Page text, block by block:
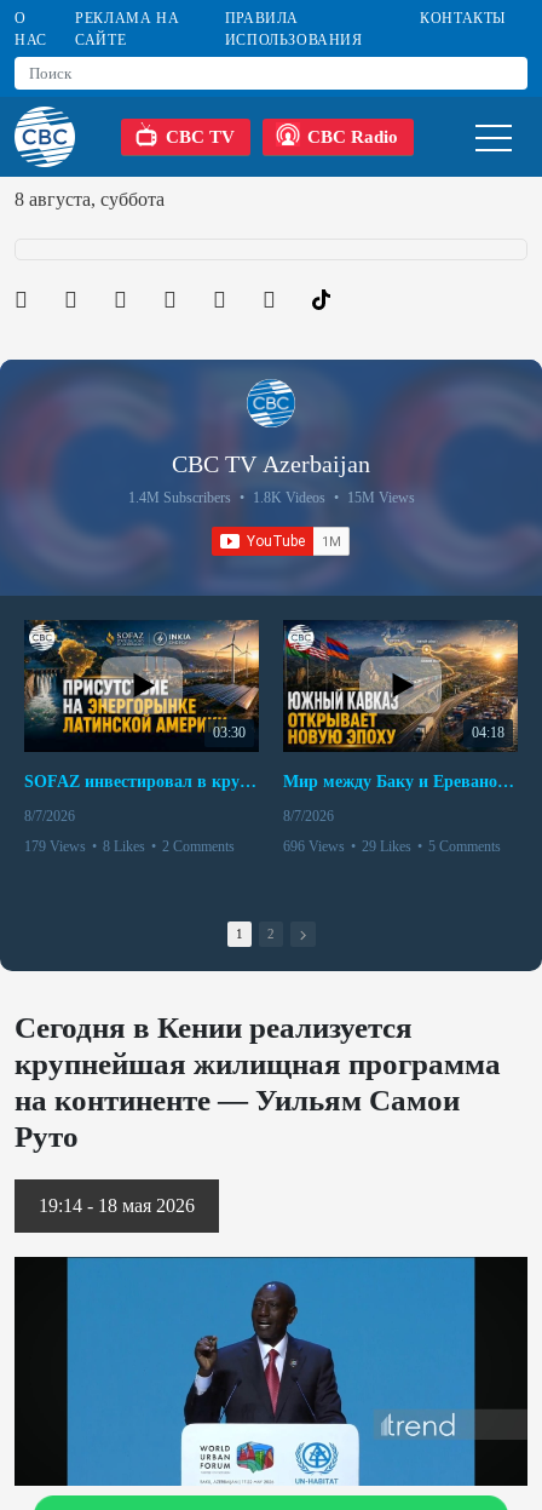
О
НАС
РЕКЛАМА НА
САЙТЕ
ПРАВИЛА
ИСПОЛЬЗОВАНИЯ
КОНТАКТЫ
CBC TV CBC Radio
8 августа, суббота
CBC TV Azerbaijan
1.4M Subscribers • 1.8K Videos • 15M Views
03:30
SOFAZ инвестировал в крупнейшего независимого производителя электроэнергии Перу
8/7/2026
179 Views • 8 Likes • 2 Comments
04:18
Мир между Баку и Ереваном запускает крупные логистические проекты
8/7/2026
696 Views • 29 Likes • 5 Comments
1 2
Сегодня в Кении реализуется
крупнейшая жилищная программа
на континенте — Уильям Самои
Руто
19:14 - 18 мая 2026